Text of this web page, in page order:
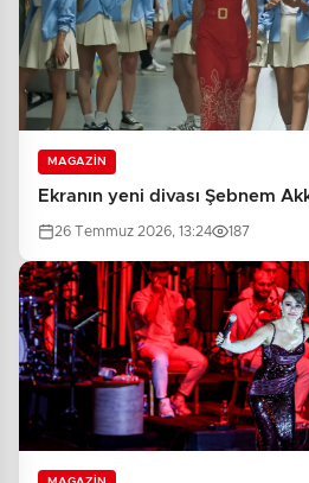
MAGAZİN
Ekranın yeni divası Şebnem
26 Temmuz 2026, 13:24 187